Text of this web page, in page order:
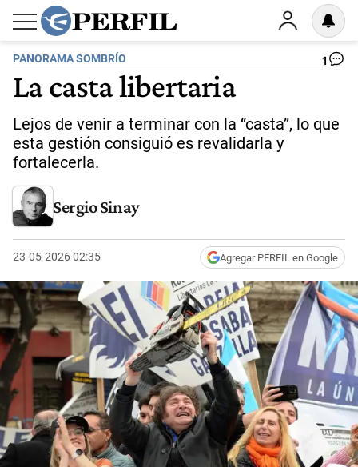
PANORAMA SOMBRÍO 1
La casta libertaria
Lejos de venir a terminar con la “casta”, lo que
esta gestión consiguió es revalidarla y
fortalecerla.
Sergio Sinay
23-05-2026 02:35 Agregar PERFIL en Google